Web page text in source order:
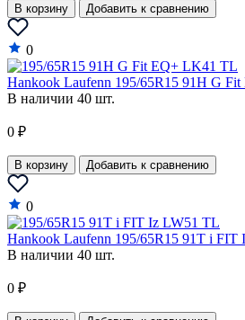
В корзину Добавить к сравнению
0
Hankook Laufenn 195/65R15 91H G
В наличии 40 шт.
0 ₽
В корзину Добавить к сравнению
0
Hankook Laufenn 195/65R15 91T i FIT
В наличии 40 шт.
0 ₽